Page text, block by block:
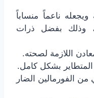
ناعماً منساباً
وذلك بفضل ذرات
اللازمة لصحته.
بشكل كامل.
100 % وخالي من الفورمالين الضار